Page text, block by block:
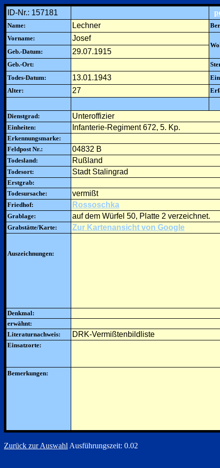
ID-Nr.: 157181
Name: Lechner
Vorname:
Josef
Geb.-Datum:
29.07.1915
Geb.-Ort:
Todes-Datum:
13.01.1943
Alter:
27
Dienstgrad: Unteroffizier
Einheiten: Infanterie-Regiment 672, 5. Kp.
Erkennungsmarke:
Feldpost Nr.:
04832 B
Todesland: Rußland
Todesort: Stadt Stalingrad
Erstgrab:
Todesursache:
vermißt
Friedhof: Rossoschka
Grablage: auf dem Würfel 50, Platte 2 verzeichnet.
Grabstätte/Karte: Zur Kartenansicht von Google
Auszeichnungen:
Denkmal:
erwähnt:
Literaturnachweis:
DRK-Vermißtenbildliste
Einsatzorte:
Bemerkungen:
Zurück zur Auswahl Ausführungszeit: 0.02